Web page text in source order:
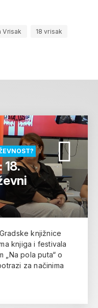
Vrisak 18 vrisak
knjižnice
knjiga i festivala
„Na pola puta“ o
za načinima